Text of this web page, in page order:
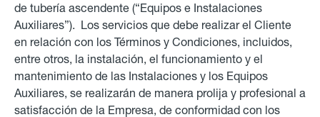
de tubería ascendente (“Equipos e Instalaciones
Auxiliares”). Los servicios que debe realizar el Cliente
en relación con los Términos y Condiciones, incluidos,
entre otros, la instalación, el funcionamiento y el
mantenimiento de las Instalaciones y los Equipos
Auxiliares, se realizarán de manera prolija y profesional a
satisfacción de la Empresa, de conformidad con los